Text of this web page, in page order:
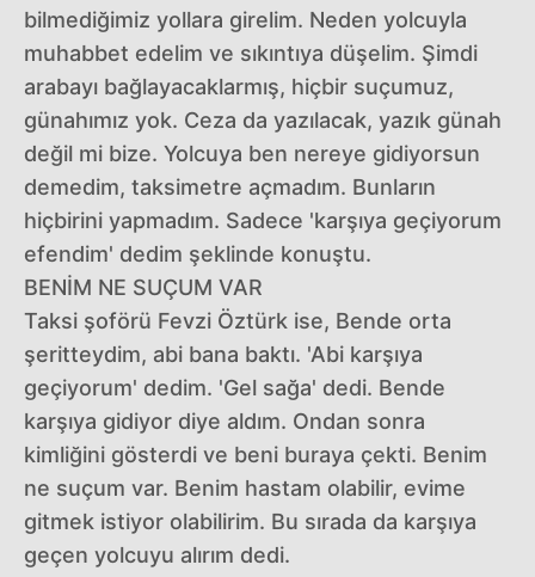
bilmediğimiz yollara girelim. Neden yolcuyla
muhabbet edelim ve sıkıntıya düşelim. Şimdi
arabayı bağlayacaklarmış, hiçbir suçumuz,
günahımız yok. Ceza da yazılacak, yazık günah
değil mi bize. Yolcuya ben nereye gidiyorsun
demedim, taksimetre açmadım. Bunların
hiçbirini yapmadım. Sadece 'karşıya geçiyorum
efendim' dedim şeklinde konuştu.
BENİM NE SUÇUM VAR
Taksi şoförü Fevzi Öztürk ise, Bende orta
şeritteydim, abi bana baktı. 'Abi karşıya
geçiyorum' dedim. 'Gel sağa' dedi. Bende
karşıya gidiyor diye aldım. Ondan sonra
kimliğini gösterdi ve beni buraya çekti. Benim
ne suçum var. Benim hastam olabilir, evime
gitmek istiyor olabilirim. Bu sırada da karşıya
geçen yolcuyu alırım dedi.